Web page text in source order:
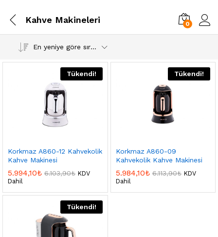
Kahve Makineleri 0
En yeniye göre sırala
Tükendi!
Korkmaz A860-12 Kahvekolik
Kahve Makinesi
5.994,10₺ 6.103,90₺ KDV
Dahil
Tükendi!
Korkmaz A860-09
Kahvekolik Kahve Makinesi
5.984,10₺ 6.113,90₺ KDV
Dahil
Tükendi!